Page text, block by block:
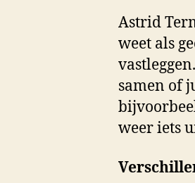
Astrid
weet als
samen of
weer iets